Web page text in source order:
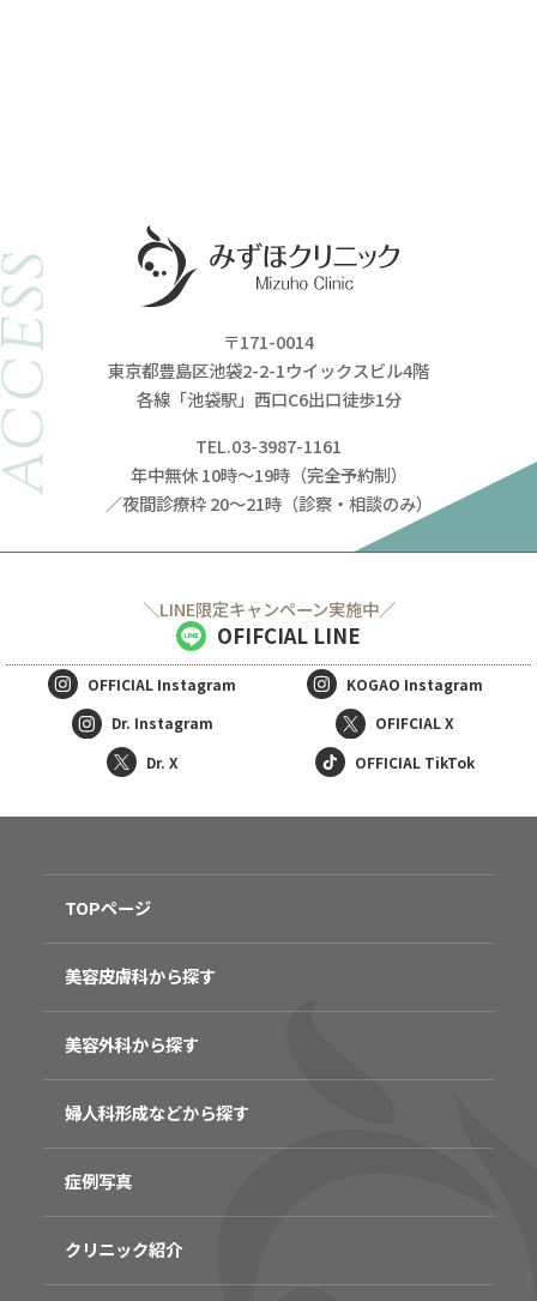
〒171-0014
東京都豊島区池袋2-2-1ウイックスビル4階
各線「池袋駅」西口C6出口徒歩1分
TEL.03-3987-1161
年中無休 10時～19時（完全予約制）
／夜間診療枠 20～21時（診察・相談のみ）
＼LINE限定キャンペーン実施中／
OFIFCIAL LINE
OFFICIAL Instagram KOGAO Instagram
Dr. Instagram
OFIFCIAL X
Dr. X
OFFICIAL TikTok
TOPページ
美容皮膚科から探す
美容外科から探す
婦人科形成などから探す
症例写真
クリニック紹介